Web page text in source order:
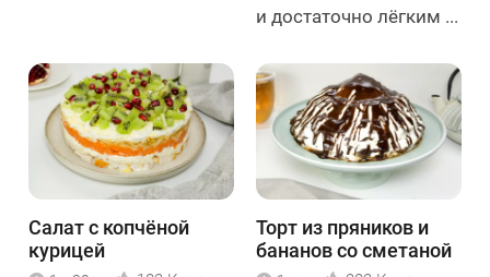
и достаточно лёгким ...
Салат с копчёной
курицей
Торт из пряников и
бананов со сметаной